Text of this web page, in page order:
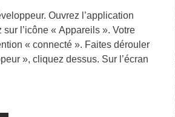
Ouvrez l’application
l’icône « Appareils ». Votre
« connecté ». Faites dérouler
», cliquez dessus. Sur l’écran